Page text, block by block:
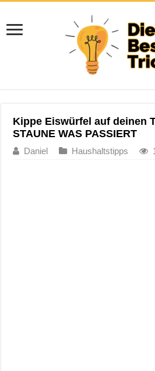
Kippe Eiswürfel auf deinen
STAUNE WAS PASSIERT
Daniel Haushaltstipps